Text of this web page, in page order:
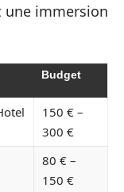
une immersion
Budget
150 € –
300 €
80 € –
150 €